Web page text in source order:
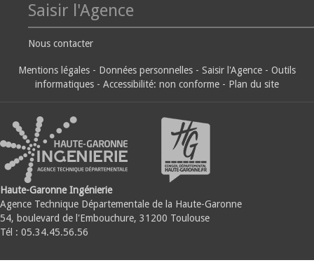
Saisir l'Agence
Nous contacter
Mentions légales - Données personnelles - Saisir l'Agence - Outils
informatiques - Accessibilité: non conforme - Plan du site
Haute-Garonne Ingénierie
Agence Technique Départementale de la Haute-Garonne
54, boulevard de l'Embouchure, 31200 Toulouse
Tél : 05.34.45.56.56